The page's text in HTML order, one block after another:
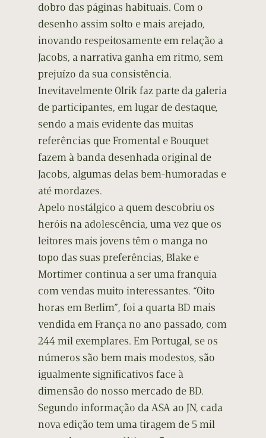
dobro das páginas habituais. Com o
desenho assim solto e mais arejado,
inovando respeitosamente em relação a
Jacobs, a narrativa ganha em ritmo, sem
prejuízo da sua consistência.
Inevitavelmente Olrik faz parte da galeria
de participantes, em lugar de destaque,
sendo a mais evidente das muitas
referências que Fromental e Bouquet
fazem à banda desenhada original de
Jacobs, algumas delas bem-humoradas e
até mordazes.
Apelo nostálgico a quem descobriu os
heróis na adolescência, uma vez que os
leitores mais jovens têm o manga no
topo das suas preferências, Blake e
Mortimer continua a ser uma franquia
com vendas muito interessantes. “Oito
horas em Berlim”, foi a quarta BD mais
vendida em França no ano passado, com
244 mil exemplares. Em Portugal, se os
números são bem mais modestos, são
igualmente significativos face à
dimensão do nosso mercado de BD.
Segundo informação da ASA ao JN, cada
nova edição tem uma tiragem de 5 mil